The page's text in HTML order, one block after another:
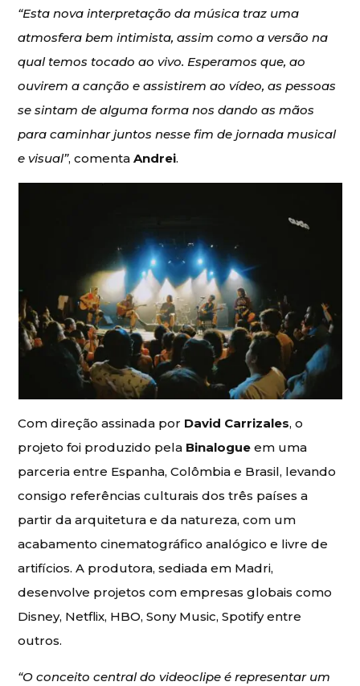
“Esta nova interpretação da música traz uma
atmosfera bem intimista, assim como a versão na
qual temos tocado ao vivo. Esperamos que, ao
ouvirem a canção e assistirem ao vídeo, as pessoas
se sintam de alguma forma nos dando as mãos
para caminhar juntos nesse fim de jornada musical
e visual”, comentaAndrei.
Com direção assinada por David Carrizales, o
projeto foi produzido pela Binalogue em uma
parceria entre Espanha, Colômbia e Brasil, levando
consigo referências culturais dos três países a
partir da arquitetura e da natureza, com um
acabamento cinematográfico analógico e livre de
artifícios. A produtora, sediada em Madri,
desenvolve projetos com empresas globais como
Disney, Netflix, HBO, Sony Music, Spotify entre
outros.
“O conceito central do videoclipe é representar um